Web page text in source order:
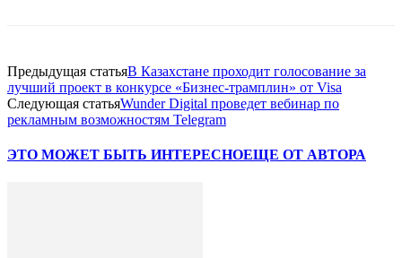
Предыдущая статьяВ Казахстане проходит голосование за
лучший проект в конкурсе «Бизнес-трамплин» от Visa
Следующая статьяWunder Digital проведет вебинар по
рекламным возможностям Telegram
ЭТО МОЖЕТ БЫТЬ ИНТЕРЕСНОЕЩЕ ОТ АВТОРА